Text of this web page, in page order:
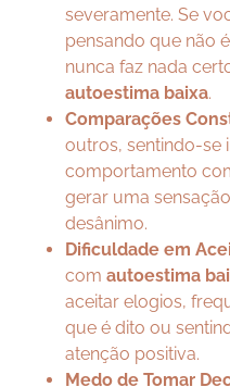
severamente. Se
pensando que não
nunca faz nada
autoestima baixa.
Comparações
outros, sentindo-se
comportamento
gerar uma
desânimo.
Dificuldade em
com autoestima
aceitar elogios,
que é dito ou
atenção positiva.
Medo de Tomar